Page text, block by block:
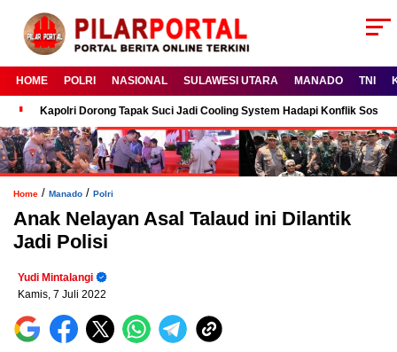
HOME POLRI NASIONAL SULAWESI UTARA MANADO TNI
Kapolri Dorong Tapak Suci Jadi Cooling System Hadapi Konflik Sosial
Home / Manado / Polri
Anak Nelayan Asal Talaud ini Dilantik
Jadi Polisi
Yudi Mintalangi
Kamis, 7 Juli 2022